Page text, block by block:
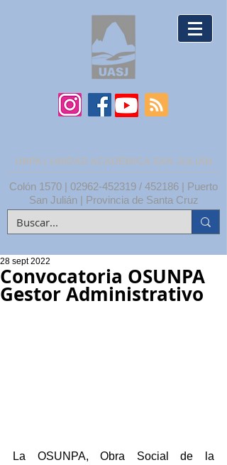
UNPA | UNIDAD ACADÉMICA SAN JULIÁN
Colón 1570 | 02962-452319 / 452186 | Puerto
San Julián | Provincia de Santa Cruz
Convocatoria OSUNPA
Gestor Administrativo
28 sept 2022
La OSUNPA, Obra Social de la